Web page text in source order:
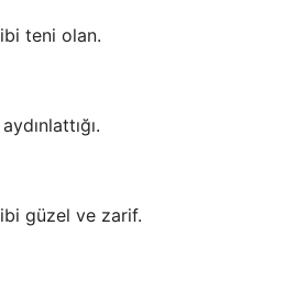
teni olan.
güzel ve zarif.